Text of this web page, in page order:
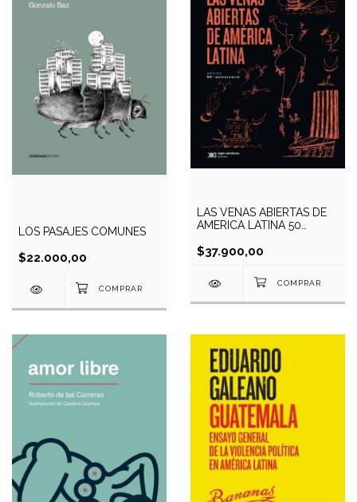
LOS PASAJES COMUNES
$22.000,00
LAS VENAS ABIERTAS DE
AMERICA LATINA 50
$37.900,00